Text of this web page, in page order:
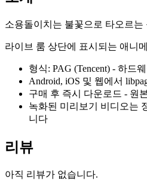
소용돌이치는 불꽃으로 타오르는
라이브 룸 상단에 표시되는 애니
형식: PAG (Tencent) - 하드
Android, iOS 및 웹에서
구매 후 즉시 다운로드 - 원
녹화된 미리보기 비디오는
니다
리뷰
아직 리뷰가 없습니다.